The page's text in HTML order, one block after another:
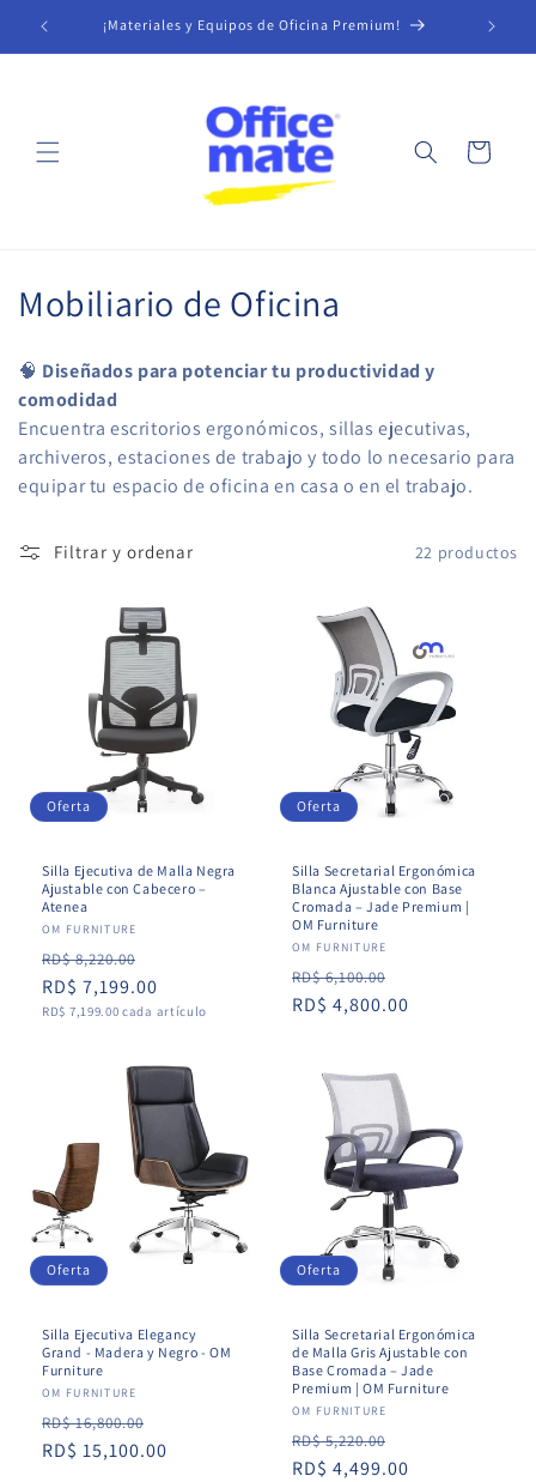
directamente¡Materiales y Equipos de Oficina Premium!
Carrito
C
o
l
e
c
c
Mobiliario de Oficina
🧠 Diseñados para potenciar tu productividad y
comodidad
Encuentra escritorios ergonómicos, sillas ejecutivas,
archiveros, estaciones de trabajo y todo lo necesario para
equipar tu espacio de oficina en casa o en el trabajo.
Filtrar y ordenar 22 productos
Oferta
Silla Ejecutiva de Malla Negra
Ajustable con Cabecero –
Atenea
Proveedor:
OM FURNITURE
Precio
habitual
RD$ 8,220.00
de
oferta
RD$ 7,199.00
Precio
RD$ 7,199.00 cada artículo
Oferta
Silla Secretarial Ergonómica
Blanca Ajustable con Base
Cromada – Jade Premium |
OM Furniture
Proveedor:
OM FURNITURE
Precio
habitual
RD$ 6,100.00
de
RD$ 4,800.00
Oferta
Silla Ejecutiva Elegancy
Grand - Madera y Negro - OM
Furniture
Proveedor:
OM FURNITURE
Precio
habitual
RD$ 16,800.00
de
RD$ 15,100.00
Oferta
Silla Secretarial Ergonómica
de Malla Gris Ajustable con
Base Cromada – Jade
Premium | OM Furniture
Proveedor:
OM FURNITURE
Precio
habitual
RD$ 5,220.00
de
RD$ 4,499.00